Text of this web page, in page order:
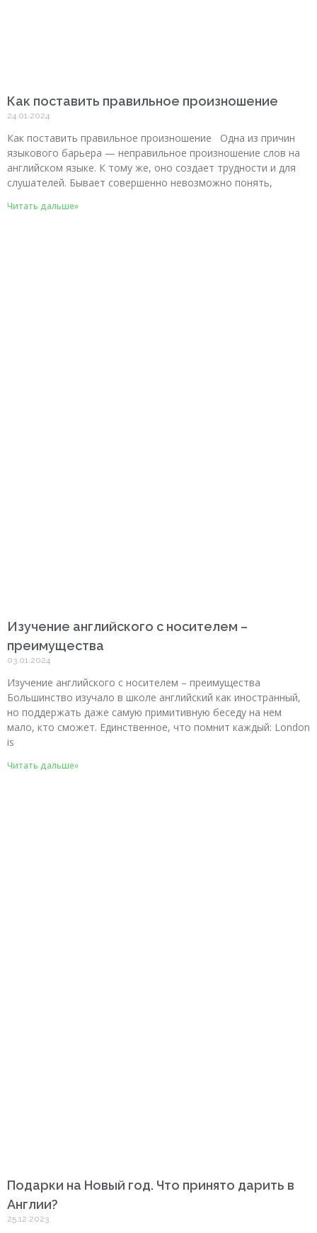
Как поставить правильное произношение
24.01.2024
Как поставить правильное произношение Одна из причин
языкового барьера — неправильное произношение слов на
английском языке. К тому же, оно создает трудности и для
слушателей. Бывает совершенно невозможно понять,
Читать дальше»
Изучение английского с носителем –
преимущества
03.01.2024
Изучение английского с носителем – преимущества
Большинство изучало в школе английский как иностранный,
но поддержать даже самую примитивную беседу на нем
мало, кто сможет. Единственное, что помнит каждый: London
is
Читать дальше»
Подарки на Новый год. Что принято дарить в
Англии?
25.12.2023